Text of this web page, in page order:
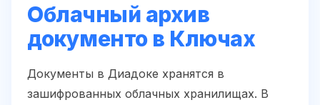
Облачный архив
документо в Ключах
Документы в Диадоке хранятся в
зашифрованных облачных хранилищах. В